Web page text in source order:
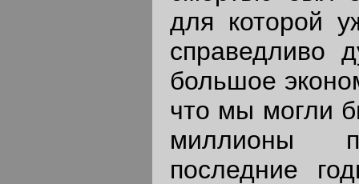
для которой
справедливо
большое
что мы могли
миллионы
последние